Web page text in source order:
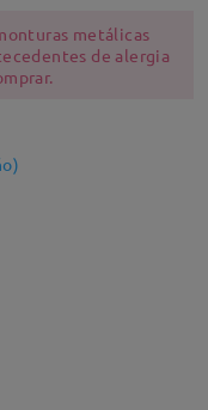
metálicas
de alergia
)